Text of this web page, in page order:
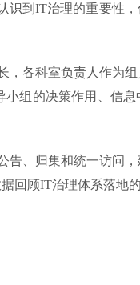
识到IT治理的重要性
，各科室负责人作为
组的决策作用、信
告、归集和统一访问
回顾IT治理体系落地的